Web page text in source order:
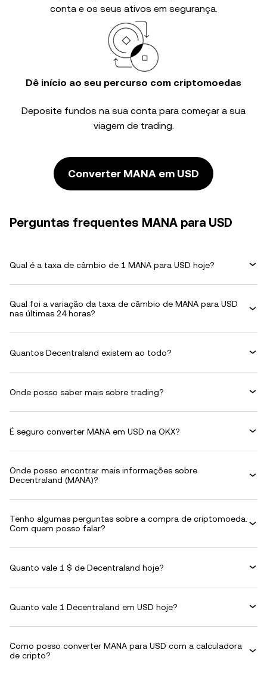
conta e os seus ativos em segurança.
Dê início ao seu percurso com criptomoedas
Deposite fundos na sua conta para começar a sua
viagem de trading.
Converter MANA em USD
Perguntas frequentes MANA para USD
Qual é a taxa de câmbio de 1 MANA para USD hoje?
Qual foi a variação da taxa de câmbio de MANA para USD
nas últimas 24 horas?
Quantos Decentraland existem ao todo?
Onde posso saber mais sobre trading?
É seguro converter MANA em USD na OKX?
Onde posso encontrar mais informações sobre
Decentraland (MANA)?
Tenho algumas perguntas sobre a compra de criptomoeda.
Com quem posso falar?
Quanto vale 1 $ de Decentraland hoje?
Quanto vale 1 Decentraland em USD hoje?
Como posso converter MANA para USD com a calculadora
de cripto?